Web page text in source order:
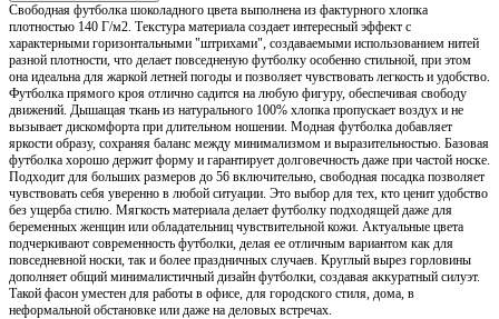
Свободная футболка шоколадного цвета выполнена из фактурного хлопка
плотностью 140 Г/м2. Текстура материала создает интересный эффект с
характерными горизонтальными "штрихами", создаваемыми использованием нитей
разной плотности, что делает повседненую футболку особенно стильной, при этом
она идеальна для жаркой летней погоды и позволяет чувствовать легкость и удобство.
Футболка прямого кроя отлично садится на любую фигуру, обеспечивая свободу
движений. Дышащая ткань из натурального 100% хлопка пропускает воздух и не
вызывает дискомфорта при длительном ношении. Модная футболка добавляет
яркости образу, сохраняя баланс между минимализмом и выразительностью. Базовая
футболка хорошо держит форму и гарантирует долговечность даже при частой носке.
Подходит для больших размеров до 56 включительно, свободная посадка позволяет
чувствовать себя уверенно в любой ситуации. Это выбор для тех, кто ценит удобство
без ущерба стилю. Мягкость материала делает футболку подходящей даже для
беременных женщин или обладательниц чувствительной кожи. Актуальные цвета
подчеркивают современность футболки, делая ее отличным вариантом как для
повседневной носки, так и более праздничных случаев. Круглый вырез горловины
дополняет общий минималистичный дизайн футболки, создавая аккуратный силуэт.
Такой фасон уместен для работы в офисе, для городского стиля, дома, в
неформальной обстановке или даже на деловых встречах.